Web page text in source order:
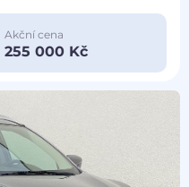
Akční cena
255 000 Kč